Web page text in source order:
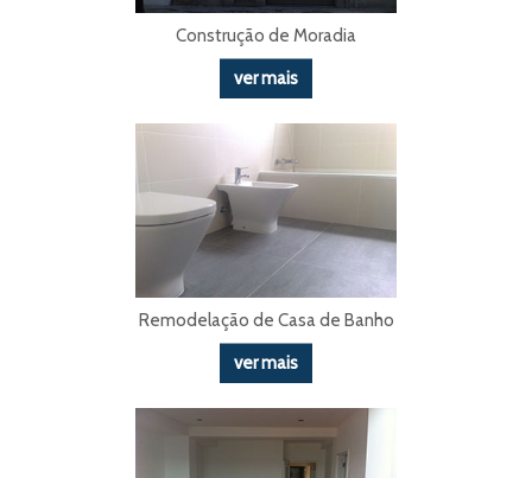
Construção de Moradia
ver mais
Remodelação de Casa de Banho
ver mais